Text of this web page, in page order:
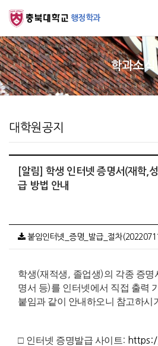
행정학과
학과소식
대학원공지
[알림] 학생 인터넷 증명서(재학,
급 방법 안내
붙임인터넷_증명_발급_절차
학생(재적생 졸업생)의 각종 증명
명서 등)를 인터넷에서 직접 출력
붙임과 같이 안내하오니 참고하시
□ 인터넷 증명발급 사이트: